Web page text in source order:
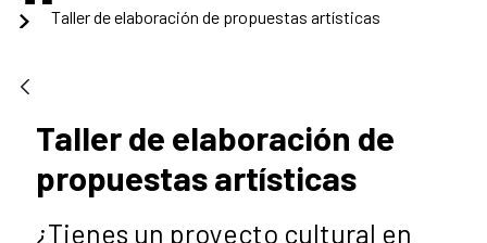
Taller de elaboración de propuestas artísticas
Taller de elaboración de
propuestas artísticas
¿Tienes un proyecto cultural en